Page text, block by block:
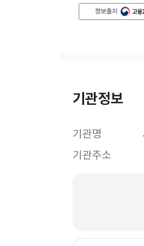
기관정보
기관명
기관주소